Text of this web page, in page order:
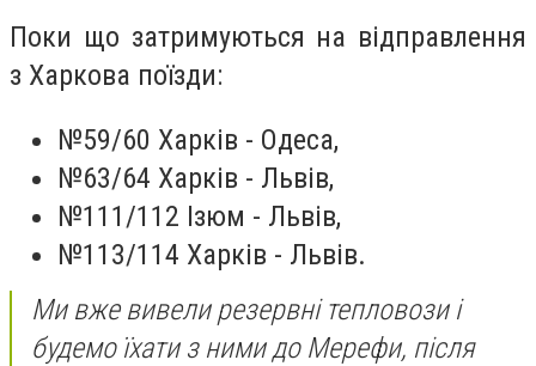
Поки що затримуються на відправлення
з Харкова поїзди:
№59/60 Харків - Одеса,
№63/64 Харків - Львів,
№111/112 Ізюм - Львів,
№113/114 Харків - Львів.
Ми вже вивели резервні тепловози і
будемо їхати з ними до Мерефи, після